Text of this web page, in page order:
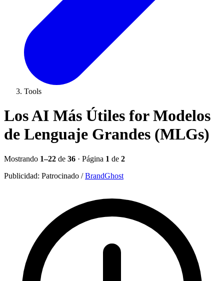
Tools
Los AI Más Útiles for Modelos
de Lenguaje Grandes (MLGs)
Mostrando 1–22 de 36 · Página 1 de 2
Publicidad: Patrocinado / BrandGhost